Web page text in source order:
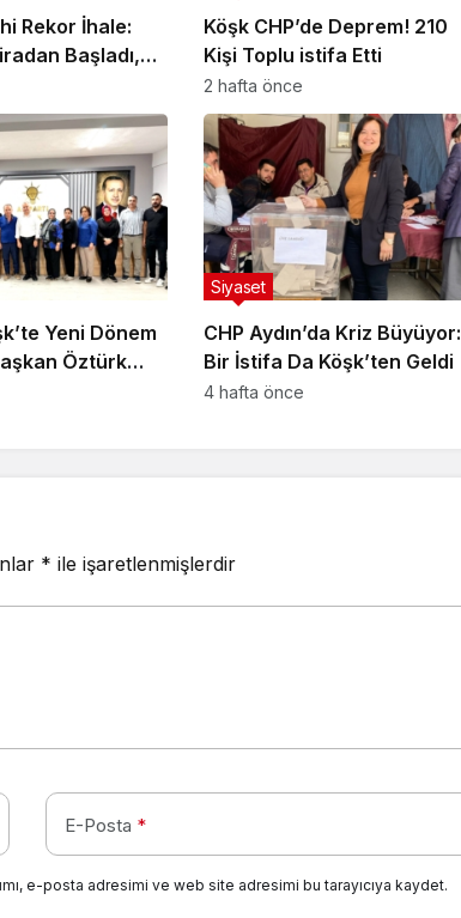
Rekor İhale:
Başladı,
Bitti
Köşk CHP’de Deprem! 210
Kişi Toplu istifa Etti
2 hafta önce
Yeni Dönem
Öztürk
CHP Aydın’da Kriz Büyüyor:
Bir İstifa Da Köşk’ten Geldi
Siyaset
4 hafta önce
* ile işaretlenmişlerdir
E-Posta *
e-posta adresimi ve web site adresimi bu tarayıcıya kaydet.